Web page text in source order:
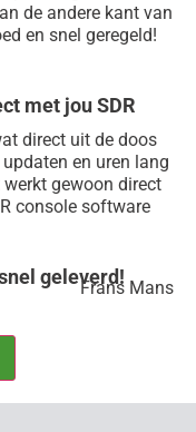
de andere kant van
en snel geregeld!
direct uit de doos
en uren lang
gewoon direct
console software
geleverd!Frans Mans